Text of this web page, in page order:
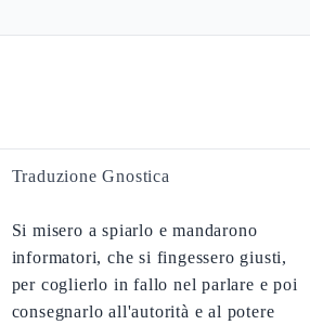
Traduzione Gnostica
Si misero a spiarlo e mandarono
informatori, che si fingessero giusti,
per coglierlo in fallo nel parlare e poi
consegnarlo all'autorità e al potere